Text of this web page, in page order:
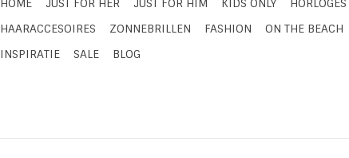
HOME JUST FOR HER JUST FOR HIM KIDS ONLY HORLOGES
HAARACCESOIRES
ZONNEBRILLEN FASHION ON THE BEACH
INSPIRATIE
SALE BLOG